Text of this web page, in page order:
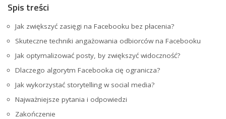
Spis‍ treści
Jak zwiększyć⁣ zasięgi na Facebooku bez płacenia?
Skuteczne techniki angażowania‌ odbiorców na ‌Facebooku
Jak optymalizować posty, by zwiększyć widoczność?
Dlaczego algorytm Facebooka cię ogranicza?
Jak wykorzystać storytelling w social media?
Najważniejsze pytania i odpowiedzi
Zakończenie